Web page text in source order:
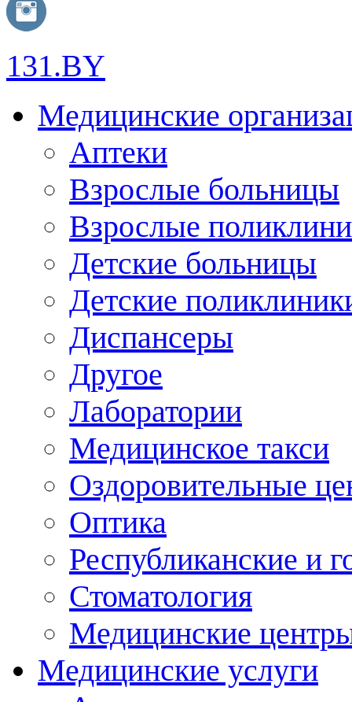
131.BY
Медицинские
Аптеки
Взрослые больницы
Взрослые
Детские больницы
Детские
Диспансеры
Другое
Лаборатории
Медицинское такси
Оздоровительные
Оптика
Республиканские и
Стоматология
Медицинские
Медицинские услуги